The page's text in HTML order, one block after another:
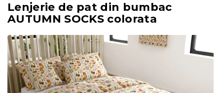
Lenjerie de pat din bumbac
AUTUMN SOCKS colorata